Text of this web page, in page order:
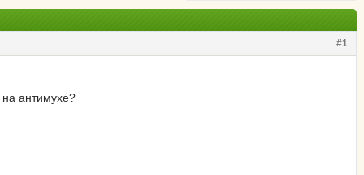
#1
на антимухе?